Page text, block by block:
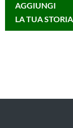
AGGIUNGI
LA TUA STORIA